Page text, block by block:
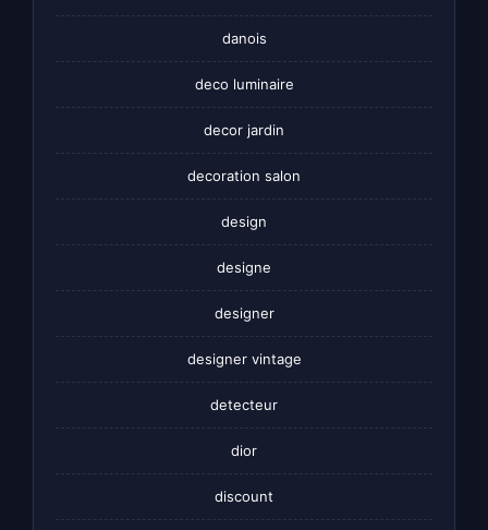
danois
deco luminaire
decor jardin
decoration salon
design
designe
designer
designer vintage
detecteur
dior
discount